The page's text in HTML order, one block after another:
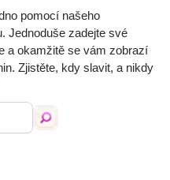
pomocí našeho
Jednoduše zadejte své
a okamžitě se vám zobrazí
Zjistěte, kdy slavit, a nikdy